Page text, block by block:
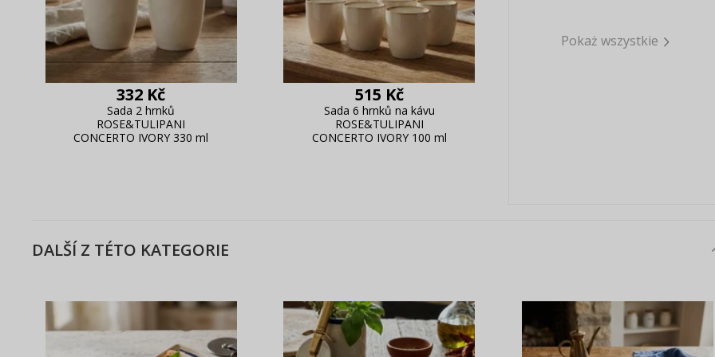
332 Kč
Sada 2 hrnků
ROSE&TULIPANI
CONCERTO IVORY 330 ml
515 Kč
Sada 6 hrnků na kávu
ROSE&TULIPANI
CONCERTO IVORY 100 ml
Pokaż wszystkie
DALŠÍ Z TÉTO KATEGORIE